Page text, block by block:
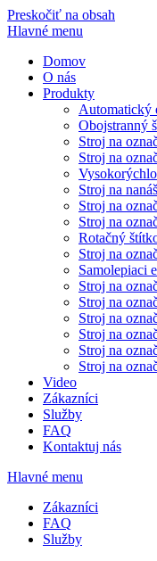
Preskočiť na obsah
Hlavné menu
Domov
O nás
Produkty
Automatický
Obojstranný
Stroj na
Stroj na
Stroj na
Stroj na
Stroj na
Rotačný
Stroj na
Samolepiaci
Stroj na
Stroj na
Stroj na
Stroj na
Stroj na
Stroj na
Video
Zákazníci
Služby
FAQ
Kontaktuj nás
Hlavné menu
Zákazníci
FAQ
Služby